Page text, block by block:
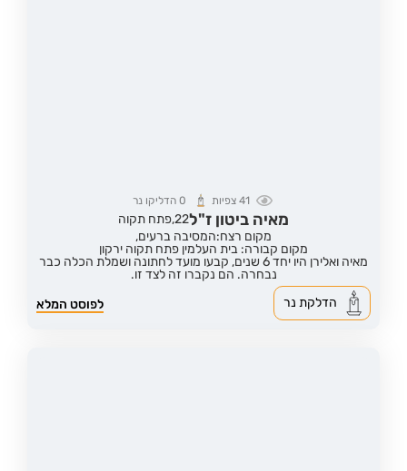
41 צפיות 0הדליקו נר
מאיה ביטון ז"ל22,פתח תקוה
מקום רצח:המסיבה ברעים,
מקום קבורה: בית העלמין פתח תקוה ירקון
מאיה ואלירן היו יחד 6 שנים, קבעו מועד לחתונה ושמלת הכלה כבר
נבחרה. הם נקברו זה לצד זו.
לפוסט המלא
הדלקת נר